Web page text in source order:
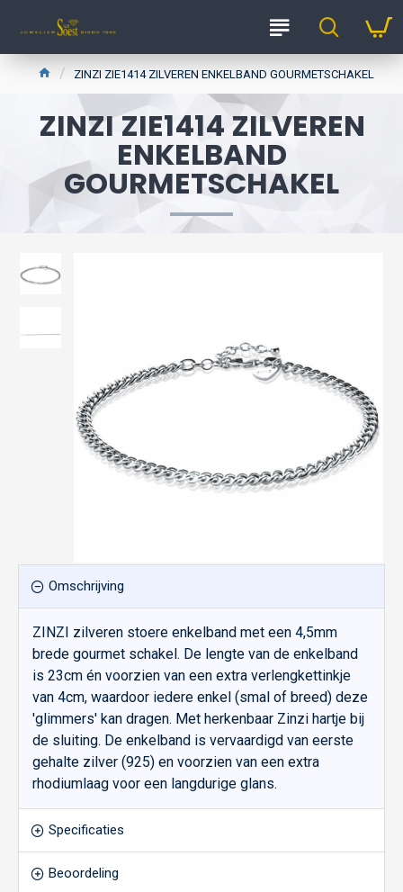
ZINZI ZIE1414 ZILVEREN ENKELBAND GOURMETSCHAKEL
ZINZI ZIE1414 ZILVEREN
ENKELBAND
GOURMETSCHAKEL
Omschrijving
ZINZI zilveren stoere enkelband met een 4,5mm
brede gourmet schakel. De lengte van de enkelband
is 23cm én voorzien van een extra verlengkettinkje
van 4cm, waardoor iedere enkel (smal of breed) deze
'glimmers' kan dragen. Met herkenbaar Zinzi hartje bij
de sluiting. De enkelband is vervaardigd van eerste
gehalte zilver (925) en voorzien van een extra
rhodiumlaag voor een langdurige glans.
Specificaties
Beoordeling